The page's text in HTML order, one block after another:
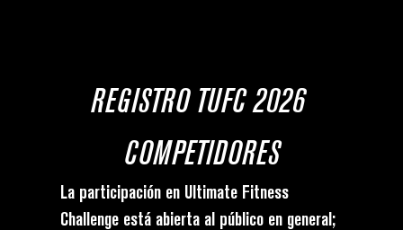
REGISTRO TUFC 2026
COMPETIDORES
La participación en Ultimate Fitness
Challenge está abierta al público en general;